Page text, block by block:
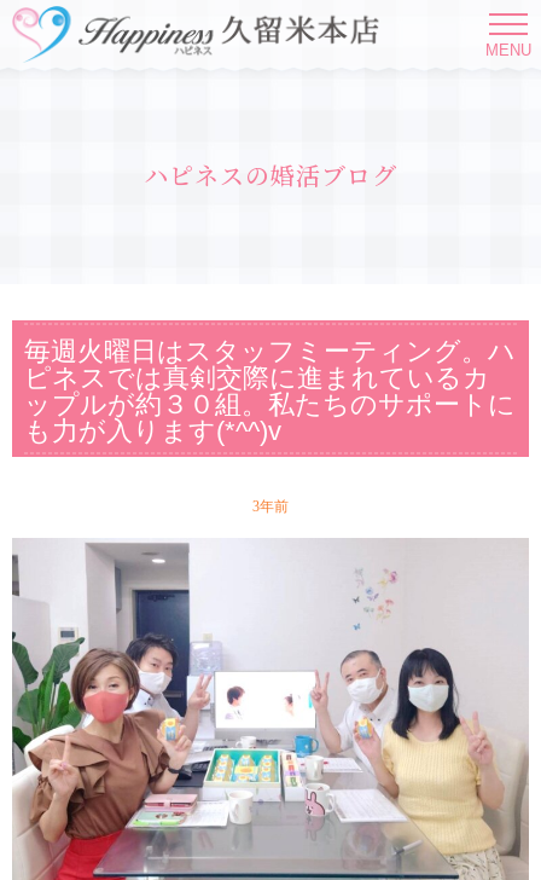
MENU
ハピネスの婚活ブログ
毎週火曜日はスタッフミーティング。ハ
ピネスでは真剣交際に進まれているカ
ップルが約３０組。私たちのサポートに
も力が入ります(*^^)v
3年前